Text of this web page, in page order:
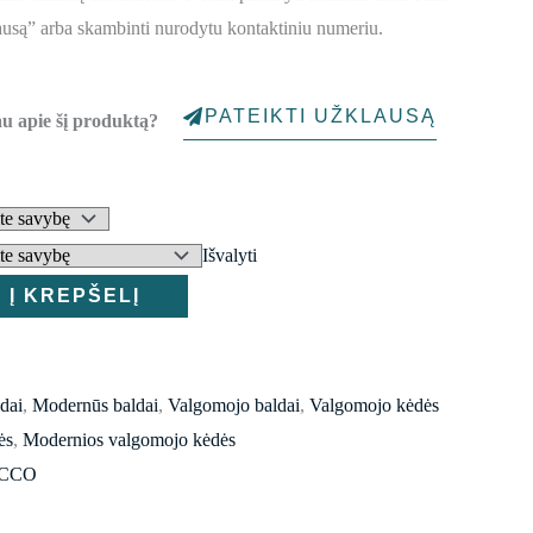
arba skambinti nurodytu kontaktiniu numeriu.
apie šį produktą? PATEIKTI UŽKLAUSĄ
Išvalyti
Į KREPŠELĮ
, Modernūs baldai, Valgomojo baldai, Valgomojo kėdės
, Modernios valgomojo kėdės